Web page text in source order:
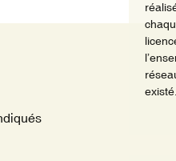
existé.